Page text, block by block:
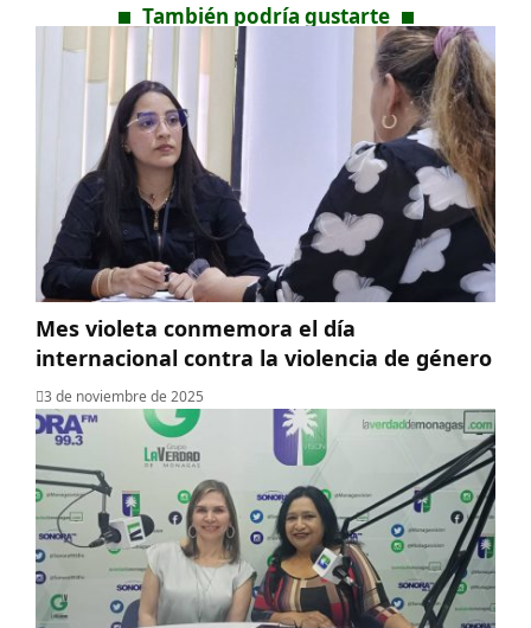
También podría gustarte
Mes violeta conmemora el día
internacional contra la violencia de género
3 de noviembre de 2025